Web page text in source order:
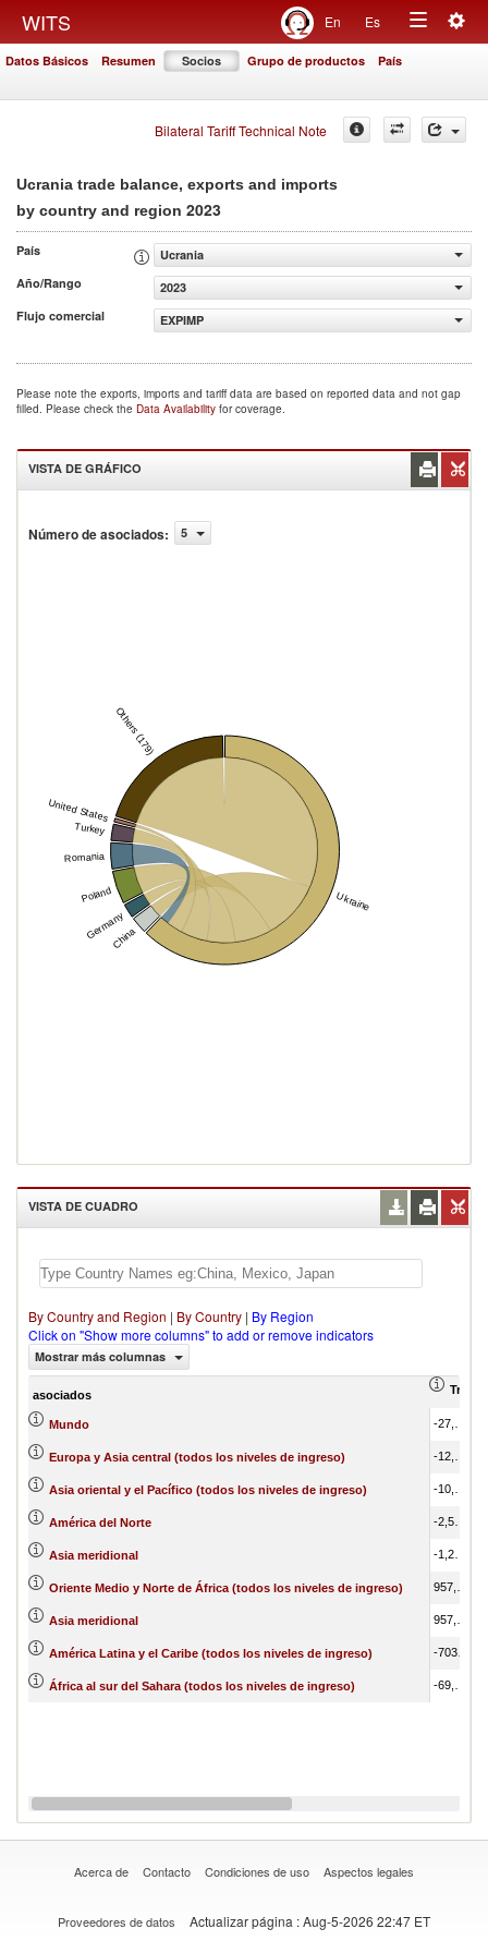
WITS En Es
Toggle
Datos Básicos Resumen Socios Grupo de productos País
Bilateral Tariff Technical Note
Ucrania trade balance, exports and imports
by country and region 2023
País
Ucrania
Año/Rango
2023
Flujo comercial
EXPIMP
Please note the exports, imports and tariff data are based on reported data and not gap
filled. Please check the Data Availability for coverage.
VISTA DE GRÁFICO
Número de asociados: 5
Ukraine
China
Germany
Poland
Romania
Turkey
United States
Others (179)
VISTA DE CUADRO
By Country and Region | By Country | By Region
Click on "Show more columns" to add or remove indicators
Mostrar más columnas
asociados Trade
Mundo
Europa y Asia central (todos los niveles de ingreso)
Asia oriental y el Pacífico (todos los niveles de ingreso)
América del Norte
Asia meridional
Oriente Medio y Norte de África (todos los niveles de ingreso)
Asia meridional
América Latina y el Caribe (todos los niveles de ingreso)
África al sur del Sahara (todos los niveles de ingreso)
Acerca de Contacto Condiciones de uso Aspectos legales
Proveedores de datos Actualizar página : Aug-5-2026 22:47 ET